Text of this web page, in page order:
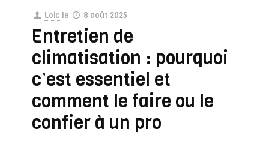
Loic le 8 août 2025
Entretien de
climatisation : pourquoi
c’est essentiel et
comment le faire ou le
confier à un pro